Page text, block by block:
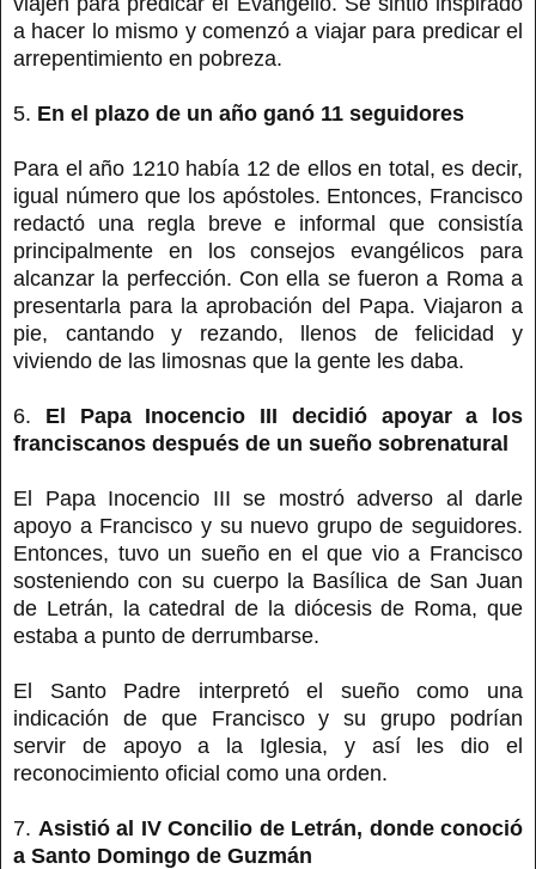
a hacer lo mismo y comenzó a viajar para predicar el
arrepentimiento en pobreza.
5. En el plazo de un año ganó 11 seguidores
Para el año 1210 había 12 de ellos en total, es decir,
igual número que los apóstoles. Entonces, Francisco
redactó una regla breve e informal que consistía
principalmente en los consejos evangélicos para
alcanzar la perfección. Con ella se fueron a Roma a
presentarla para la aprobación del Papa. Viajaron a
pie, cantando y rezando, llenos de felicidad y
viviendo de las limosnas que la gente les daba.
6. El Papa Inocencio III decidió apoyar a los
franciscanos después de un sueño sobrenatural
El Papa Inocencio III se mostró adverso al darle
apoyo a Francisco y su nuevo grupo de seguidores.
Entonces, tuvo un sueño en el que vio a Francisco
sosteniendo con su cuerpo la Basílica de San Juan
de Letrán, la catedral de la diócesis de Roma, que
estaba a punto de derrumbarse.
El Santo Padre interpretó el sueño como una
indicación de que Francisco y su grupo podrían
servir de apoyo a la Iglesia, y así les dio el
reconocimiento oficial como una orden.
7. Asistió al IV Concilio de Letrán, donde conoció
a Santo Domingo de Guzmán